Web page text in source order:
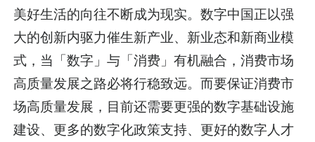
美好生活的向往不断成为现实。数字中国正以强
大的创新内驱力催生新产业、新业态和新商业模
式，当「数字」与「消费」有机融合，消费市场
高质量发展之路必将行稳致远。而要保证消费市
场高质量发展，目前还需要更强的数字基础设施
建设、更多的数字化政策支持、更好的数字人才